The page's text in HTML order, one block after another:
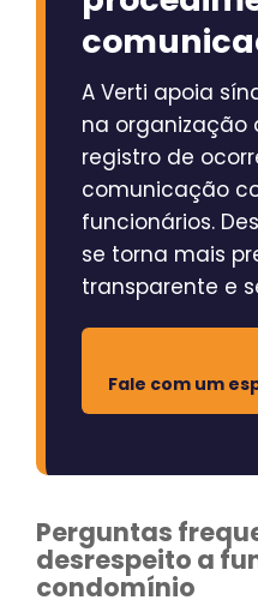
A Verti apoia
na organização
registro de
comunicação
funcionários.
se torna mais
transparente e
Fale com um
Perguntas
desrespeito a
condomínio